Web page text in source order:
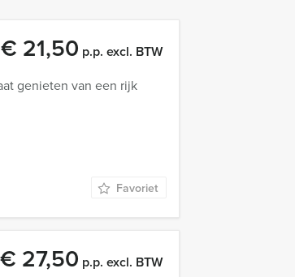
21,50 p.p. excl. BTW
genieten van een rijk
Favoriet
27,50 p.p. excl. BTW